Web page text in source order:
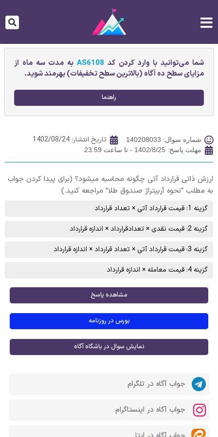
شما می‌توانید با وارد کردن کد AS6108به مدت سه ماه از
مزایای سطح ده آگاه (بالاترین سطح تخفیفات) بهرمند شوید.
راهنما
شماره سوال: 140208033 تاریخ انتشار: 1402/08/24
مهلت پاسخ: 1402/8/25 - تا ساعت 23:59
ارزش ذاتی قرارداد آتی چگونه محاسبه میشود؟ (برای پیدا کردن جواب
به مطلب “نحوه آربیتراژ صندوق طلا” مراجعه کنید.)
گزینه 1: قیمت قرارداد آتی × تعداد قرارداد
گزینه 2: قیمت نقدی × تعدادقرارداد × اندازه قرارداد
گزینه 3: قیمت قرارداد آتی × تعداد قرارداد × اندازه قرارداد
گزینه 4: قیمت معامله × اندازه قرارداد
مشاهده پاسخ
بورس در روزنامه
نمایش سوال در باشگاه آگاه
جواب آگاه در تلگرام
جواب آگاه در اینستاگرام